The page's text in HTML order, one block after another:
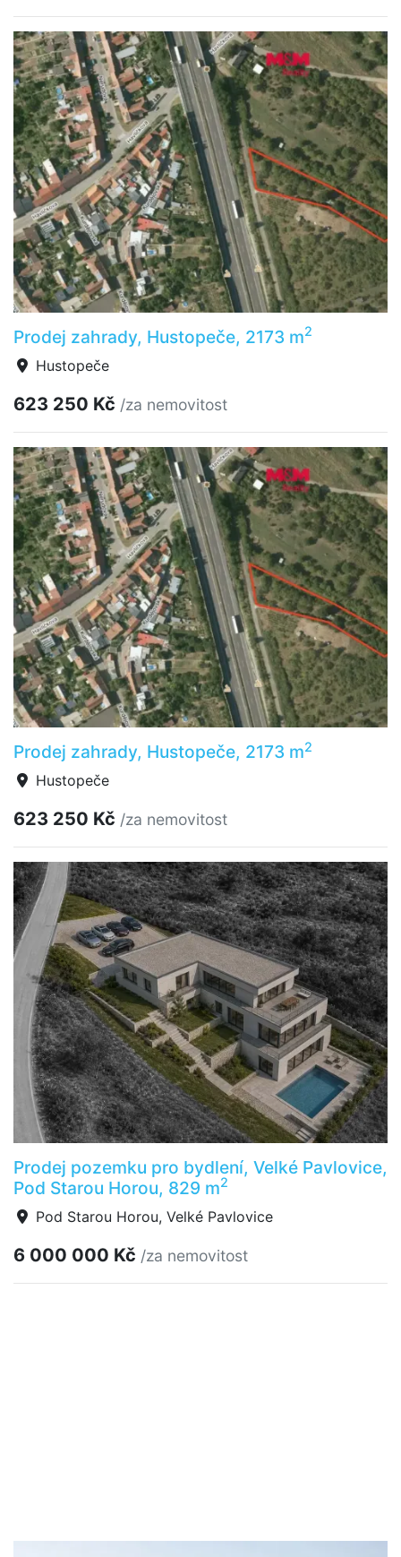
Prodej zahrady, Hustopeče, 2173 m2
Hustopeče
623 250 Kč /za nemovitost
Prodej zahrady, Hustopeče, 2173 m2
Hustopeče
623 250 Kč /za nemovitost
Prodej pozemku pro bydlení, Velké Pavlovice,
Pod Starou Horou, 829 m2
Pod Starou Horou, Velké Pavlovice
6 000 000 Kč /za nemovitost